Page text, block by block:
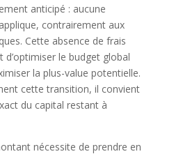
anticipé : aucune
contrairement aux
Cette absence de frais
le budget global
la plus-value potentielle.
cette transition, il convient
du capital restant à
nécessite de prendre en